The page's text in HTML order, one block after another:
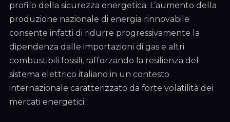
profilo della sicurezza energetica. L’aumento della
produzione nazionale di energia rinnovabile
consente infatti di ridurre progressivamente la
dipendenza dalle importazioni di gas e altri
combustibili fossili, rafforzando la resilienza del
sistema elettrico italiano in un contesto
internazionale caratterizzato da forte volatilità dei
mercati energetici.